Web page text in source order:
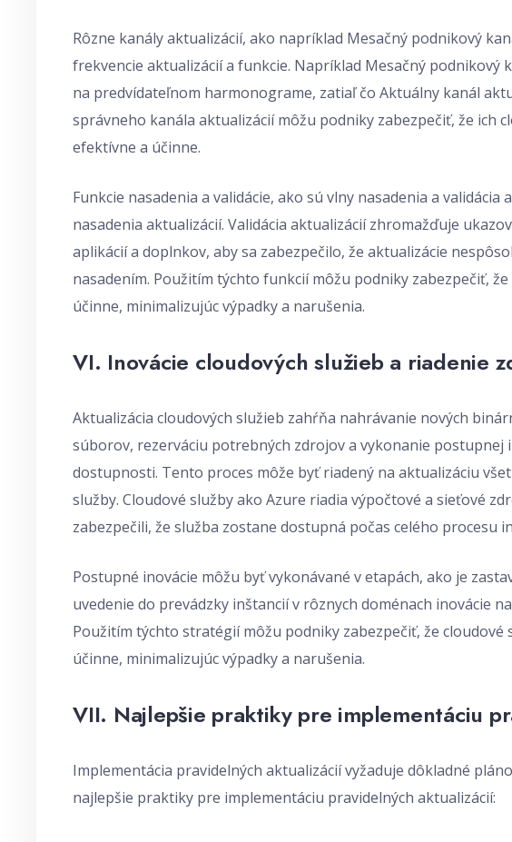
Rôzne kanály aktualizácií, ako napríklad Mesačný podnikový
frekvencie aktualizácií a funkcie. Napríklad Mesačný podnikový
na predvídateľnom harmonograme, zatiaľ čo Aktuálny kanál
správneho kanála aktualizácií môžu podniky zabezpečiť, že ich
efektívne a účinne.
Funkcie nasadenia a validácie, ako sú vlny nasadenia a
nasadenia aktualizácií. Validácia aktualizácií zhromažďuje
aplikácií a doplnkov, aby sa zabezpečilo, že aktualizácie
nasadením. Použitím týchto funkcií môžu podniky zabezpečiť,
účinne, minimalizujúc výpadky a narušenia.
VI. Inovácie cloudových služieb a riadenie
Aktualizácia cloudových služieb zahŕňa nahrávanie nových
súborov, rezerváciu potrebných zdrojov a vykonanie postupnej
dostupnosti. Tento proces môže byť riadený na aktualizáciu
služby. Cloudové služby ako Azure riadia výpočtové a sieťové
zabezpečili, že služba zostane dostupná počas celého procesu
Postupné inovácie môžu byť vykonávané v etapách, ako je
uvedenie do prevádzky inštancií v rôznych doménach inovácie
Použitím týchto stratégií môžu podniky zabezpečiť, že
účinne, minimalizujúc výpadky a narušenia.
VII. Najlepšie praktiky pre implementáciu
Implementácia pravidelných aktualizácií vyžaduje dôkladné
najlepšie praktiky pre implementáciu pravidelných aktualizácií: